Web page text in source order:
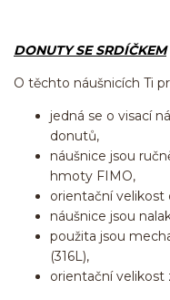
DONUTY SE SRDÍČKEM
O těchto náušnicích Ti
jedná se o visací
donutů,
náušnice jsou
hmoty FIMO,
orientační velikost
náušnice jsou
použita jsou
(316L),
orientační velikost